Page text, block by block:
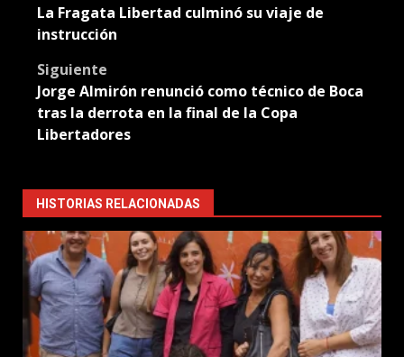
navigation
La Fragata Libertad culminó su viaje de
instrucción
Siguiente
Jorge Almirón renunció como técnico de Boca
tras la derrota en la final de la Copa
Libertadores
HISTORIAS RELACIONADAS